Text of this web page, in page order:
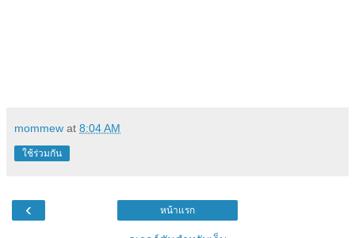
mommew at 8:04 AM
ใช้ร่วมกัน
‹ หน้าแรก